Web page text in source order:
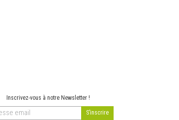
Inscrivez-vous à notre Newsletter !